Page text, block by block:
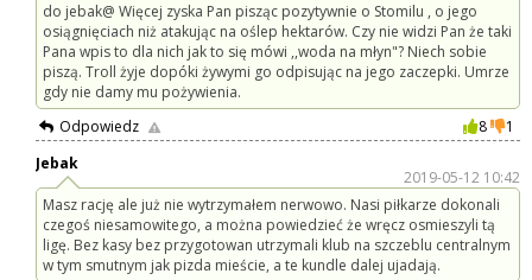
do jebak@ Więcej zyska Pan pisząc pozytywnie o Stomilu , o jego
osiągnięciach niż atakując na oślep hektarów. Czy nie widzi Pan że taki
Pana wpis to dla nich jak to się mówi ,,woda na młyn"? Niech sobie
piszą. Troll żyje dopóki żywymi go odpisując na jego zaczepki. Umrze
gdy nie damy mu pożywienia.
Odpowiedz
8
1
Jebak
2019-05-12 10:42
Masz rację ale już nie wytrzymałem nerwowo. Nasi piłkarze dokonali
czegoś niesamowitego, a można powiedzieć że wręcz osmieszyli tą
ligę. Bez kasy bez przygotowan utrzymali klub na szczeblu centralnym
w tym smutnym jak pizda mieście, a te kundle dalej ujadają.